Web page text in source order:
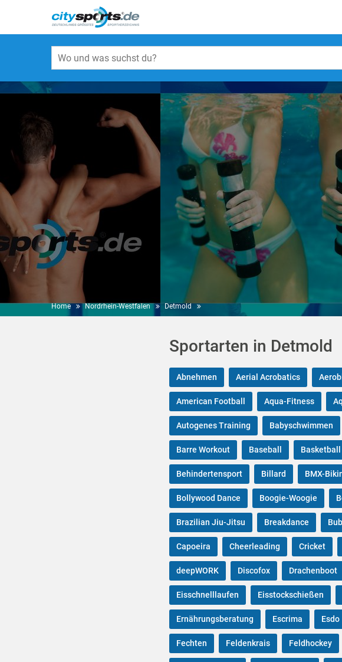
Home Nordrhein-Westfalen Detmold
Sportarten in Detmold
Abnehmen Aerial Acrobatics
American Football Aqua-Fitness
Autogenes Training Babyschwimmen
Barre Workout Baseball Basketball
Behindertensport Billard BMX-
Bollywood Dance Boogie-Woogie
Brazilian Jiu-Jitsu Breakdance
Capoeira Cheerleading Cricket
deepWORK Discofox Drachenboot
Eisschnelllaufen Eisstockschießen
Ernährungsberatung Escrima Esdo
Fechten Feldenkrais Feldhockey